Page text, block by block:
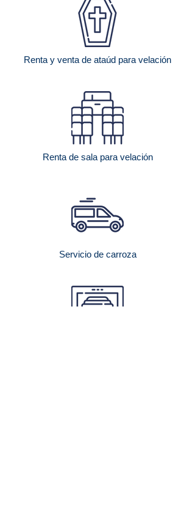
Renta y venta de ataúd para velación
Renta de sala para velación
Servicio de carroza